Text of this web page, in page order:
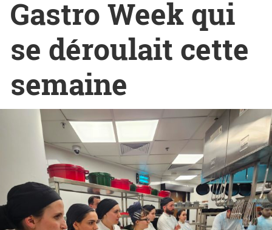
Gastro Week qui
se déroulait cette
semaine